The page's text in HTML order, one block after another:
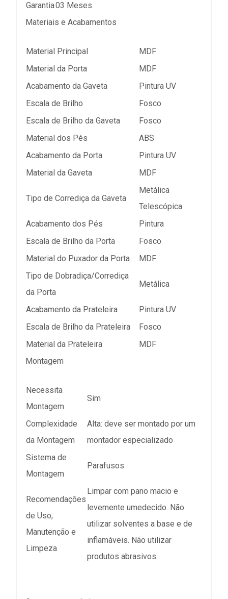
Garantia03 Meses
Materiais e Acabamentos
Material Principal
MDF
Material da Porta
MDF
Acabamento da Gaveta
Pintura UV
Escala de Brilho
Fosco
Escala de Brilho da Gaveta
Fosco
Material dos Pés
ABS
Acabamento da Porta
Pintura UV
Material da Gaveta
MDF
Tipo de Corrediça da Gaveta
Metálica
Telescópica
Acabamento dos Pés
Pintura
Escala de Brilho da Porta
Fosco
Material do Puxador da Porta
MDF
Tipo de Dobradiça/Corrediça
da Porta
Metálica
Acabamento da Prateleira
Pintura UV
Escala de Brilho da Prateleira
Fosco
Material da Prateleira
MDF
Montagem
Necessita
Montagem
Sim
Complexidade
da Montagem
Alta: deve ser montado por um
montador especializado
Sistema de
Montagem
Parafusos
Recomendações
de Uso,
Manutenção e
Limpeza
Limpar com pano macio e
levemente umedecido. Não
utilizar solventes a base e de
inflamáveis. Não utilizar
produtos abrasivos.